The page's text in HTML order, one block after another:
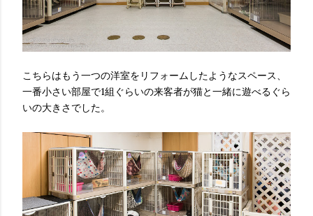
こちらはもう一つの洋室をリフォームしたようなスペース、
一番小さい部屋で1組ぐらいの来客者が猫と一緒に遊べるぐら
いの大きさでした。